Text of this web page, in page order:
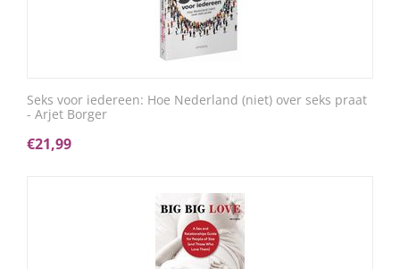
Seks voor iedereen: Hoe Nederland (niet) over seks praat
- Arjet Borger
€21,99